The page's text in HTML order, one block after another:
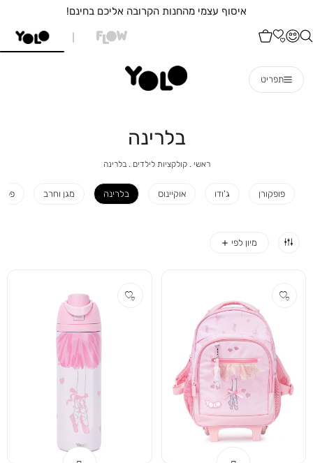
איסוף עצמי מהחנות הקרובה אליכם בחינם!
תפריט
בלרינה
ראשי ראשי
קולקציות לילדים
קולקציות
בלרינה
פופקורן ג'ודו אוקיינוס בלרינה מגן וחרב